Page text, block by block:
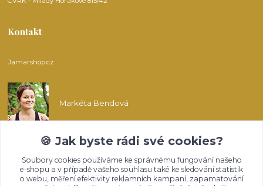
Kontakt
Jamarshop.cz
Markéta Bendová
info@jamarshop.cz
🍪 Jak byste rádi své cookies?
Soubory cookies používáme ke správnému fungování našeho
e-shopu a v případě vašeho souhlasu také ke sledování statistik
o webu, měření efektivity reklamních kampaní, zapamatování